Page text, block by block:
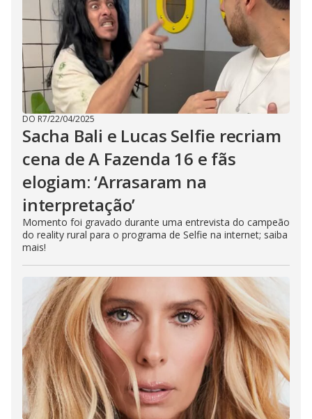
DO R7/22/04/2025
Sacha Bali e Lucas Selfie recriam
cena de A Fazenda 16 e fãs
elogiam: ‘Arrasaram na
interpretação’
Momento foi gravado durante uma entrevista do campeão
do reality rural para o programa de Selfie na internet; saiba
mais!